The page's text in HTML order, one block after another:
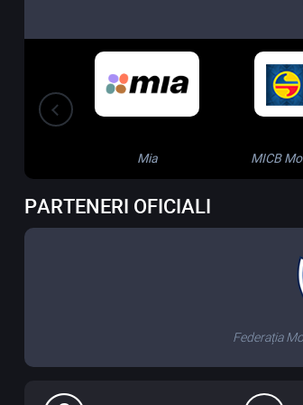
Mia MICB
PARTENERI OFICIALI
Federația